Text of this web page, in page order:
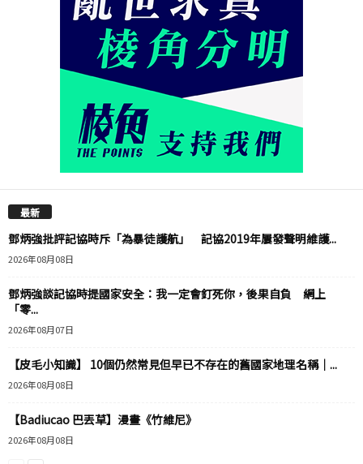
最新
鄧炳強批評記協時斥「為暴徒護航」 記協2019年屢發聲明維護...
2026年08月08日
鄧炳強談記協時提國家安全：我一定會釘死你，後果自負 網上
「零...
2026年08月07日
【皮毛小知識】 10個仍然常見但早已不存在的舊國家地理名稱｜...
2026年08月08日
【Badiucao 巴丟草】漫畫《竹維尼》
2026年08月08日